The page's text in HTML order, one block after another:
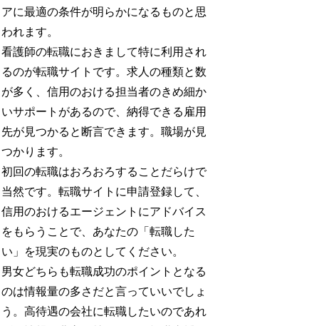
アに最適の条件が明らかになるものと思
われます。
看護師の転職におきまして特に利用され
るのが転職サイトです。求人の種類と数
が多く、信用のおける担当者のきめ細か
いサポートがあるので、納得できる雇用
先が見つかると断言できます。職場が見
つかります。
初回の転職はおろおろすることだらけで
当然です。転職サイトに申請登録して、
信用のおけるエージェントにアドバイス
をもらうことで、あなたの「転職した
い」を現実のものとしてください。
男女どちらも転職成功のポイントとなる
のは情報量の多さだと言っていいでしょ
う。高待遇の会社に転職したいのであれ